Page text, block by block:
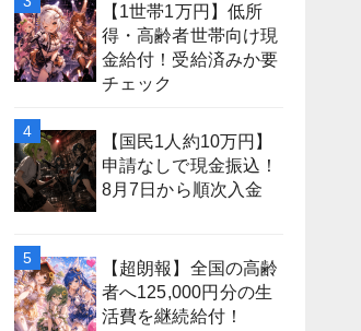
【1世帯1万円】低所
得・高齢者世帯向け現
金給付！受給済みか要
チェック
【国民1人約10万円】
申請なしで現金振込！
8月7日から順次入金
【超朗報】全国の高齢
者へ125,000円分の生
活費を継続給付！